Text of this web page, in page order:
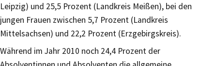
Leipzig) und 25,5 Prozent (Landkreis Meißen), bei den
jungen Frauen zwischen 5,7 Prozent (Landkreis
Mittelsachsen) und 22,2 Prozent (Erzgebirgskreis).
Während im Jahr 2010 noch 24,4 Prozent der